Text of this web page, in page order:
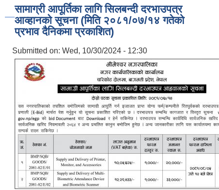
सामाग्री आपूर्तिका लागि सिलबन्दी दरभाउपत्र
आव्हानको सूचना (मिति २०८१/०७/१४ गतेको
प्रभाव दैनिकमा प्रकाशित)
Submitted on: Wed, 10/30/2024 - 12:30